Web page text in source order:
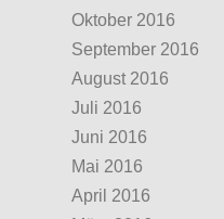
Oktober 2016
September 2016
August 2016
Juli 2016
Juni 2016
Mai 2016
April 2016